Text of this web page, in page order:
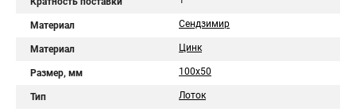
Материал Сендзимир
Материал Цинк
Размер, мм 100х50
Тип Лоток